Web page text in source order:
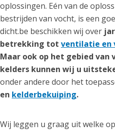
oplossingen. Eén van de
bestrijden van vocht, is een
dicht.be beschikken wij over
betrekking tot ventilatie en
Maar ook op het gebied van
kelders kunnen wij u
onder andere door het
en kelderbekuiping.
Wij leggen u graag uit welke